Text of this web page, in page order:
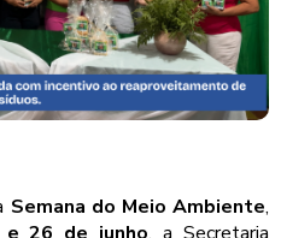
Semana do Meio Ambiente,